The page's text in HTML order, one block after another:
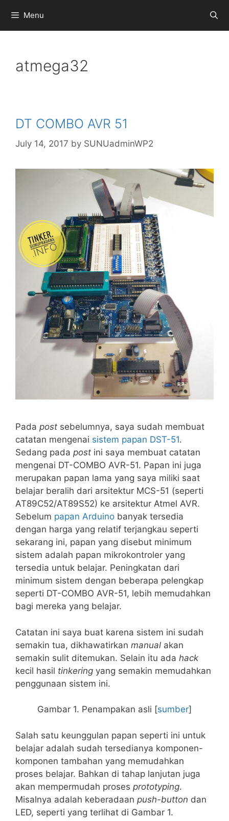
content
Menu
atmega32
DT COMBO AVR 51
July 14, 2017 by SUNUadminWP2
Pada post sebelumnya, saya sudah membuat
catatan mengenai sistem papan DST-51.
Sedang pada post ini saya membuat catatan
mengenai DT-COMBO AVR-51. Papan ini juga
merupakan papan lama yang saya miliki saat
belajar beralih dari arsitektur MCS-51 (seperti
AT89C52/AT89S52) ke arsitektur Atmel AVR.
Sebelum papan Arduino banyak tersedia
dengan harga yang relatif terjangkau seperti
sekarang ini, papan yang disebut minimum
sistem adalah papan mikrokontroler yang
tersedia untuk belajar. Peningkatan dari
minimum sistem dengan beberapa pelengkap
seperti DT-COMBO AVR-51, lebih memudahkan
bagi mereka yang belajar.
Catatan ini saya buat karena sistem ini sudah
semakin tua, dikhawatirkan manual akan
semakin sulit ditemukan. Selain itu ada hack
kecil hasil tinkering yang semakin memudahkan
penggunaan sistem ini.
Gambar 1. Penampakan asli [sumber]
Salah satu keunggulan papan seperti ini untuk
belajar adalah sudah tersedianya komponen-
komponen tambahan yang memudahkan
proses belajar. Bahkan di tahap lanjutan juga
akan mempermudah proses prototyping.
Misalnya adalah keberadaan push-button dan
LED, seperti yang terlihat di Gambar 1.